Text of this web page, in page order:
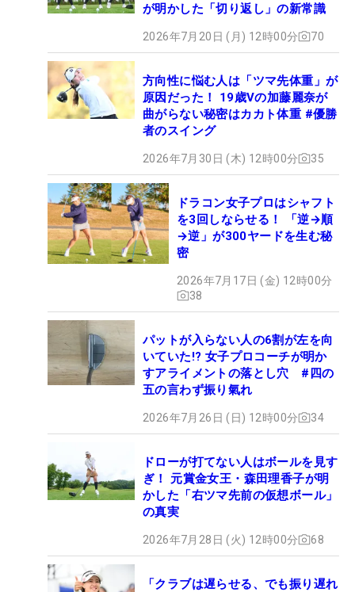
が明かした「切り返し」の新常識
2026年7月20日 (月) 12時00分 70
方向性に悩む人は「ツマ先体重」が
原因だった！ 19歳Vの加藤麗奈が
曲がらない秘密はカカト体重 #優勝
者のスイング
2026年7月30日 (木) 12時00分 35
ドラコン女子プロはシャフト
を3回しならせる！ 「逆→順
→逆」が300ヤードを生む秘
密
2026年7月17日 (金) 12時00分
38
パットが入らない人の6割が左を向
いていた!? 女子プロコーチが明か
すアライメントの落とし穴 #四の
五の言わず振り氣れ
2026年7月26日 (日) 12時00分 34
ドローが打てない人はボールを見す
ぎ！ 元賞金女王・森田理香子が明
かした「右ツマ先前の仮想ボール」
の真実
2026年7月28日 (火) 12時00分 68
「クラブは遅らせる、でも振り遅れ